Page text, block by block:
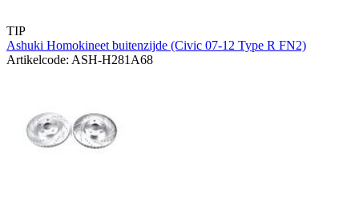
TIP
Ashuki Homokineet buitenzijde (Civic 07-12 Type R FN2)
Artikelcode: ASH-H281A68